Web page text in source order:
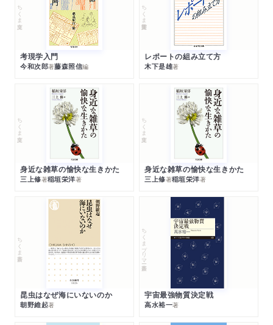
ちくま文庫
考現学入門
今和次郎著藤森照信編
ちくま学芸文庫
レポートの組み立て方
木下是雄著
ちくま文庫
身近な雑草の愉快な生きかた
三上修著稲垣栄洋著
ちくま文庫
身近な雑草の愉快な生きかた
三上修著稲垣栄洋著
ちくま新書
昆虫はなぜ海にいないのか
朝野維起著
ちくまプリマー新書
宇宙最強物質決定戦
高水裕一著